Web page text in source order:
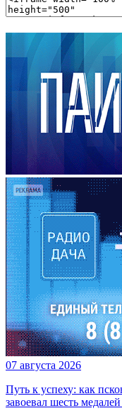
07 августа 2026
Путь к успеху: как
завоевал шесть